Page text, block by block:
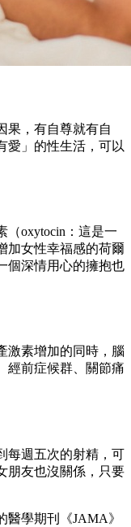
果，有自尊就有自
愛」的性生活，可以
（oxytocin：這是一
加女性幸福感的荷爾
個深情用心的擁抱也
激素增加的同時，腦
經前症候群、關節痛
每週五次的射精，可
朋友也沒關係，只要
學期刊《JAMA》